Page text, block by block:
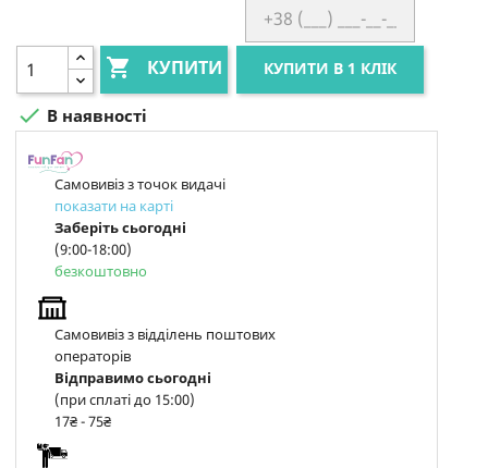
 КУПИТИ КУПИТИ В 1 КЛІК
 В наявності
Самовивіз з точок видачі
показати на карті
Заберіть сьогодні
(9:00-18:00)
безкоштовно
Самовивіз з відділень поштових
операторів
Відправимо сьогодні
(при сплаті до 15:00)
17₴ - 75₴